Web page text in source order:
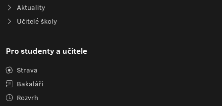
Aktuality
Učitelé školy
Pro studenty a učitele
Strava
Bakaláři
Rozvrh